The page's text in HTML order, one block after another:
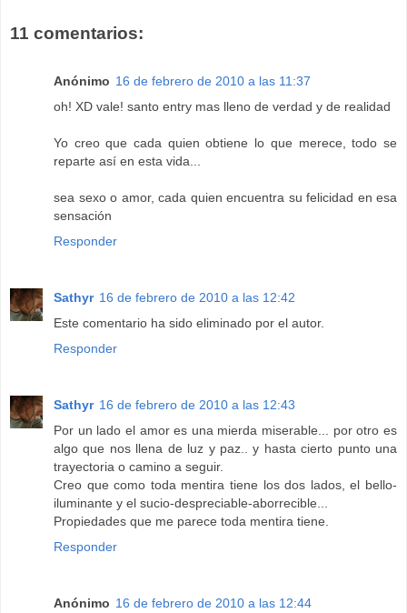
11 comentarios:
Anónimo 16 de febrero de 2010 a las 11:37
oh! XD vale! santo entry mas lleno de verdad y de realidad
Yo creo que cada quien obtiene lo que merece, todo se
reparte así en esta vida...
sea sexo o amor, cada quien encuentra su felicidad en esa
sensación
Responder
Sathyr 16 de febrero de 2010 a las 12:42
Este comentario ha sido eliminado por el autor.
Responder
Sathyr 16 de febrero de 2010 a las 12:43
Por un lado el amor es una mierda miserable... por otro es
algo que nos llena de luz y paz.. y hasta cierto punto una
trayectoria o camino a seguir.
Creo que como toda mentira tiene los dos lados, el bello-
iluminante y el sucio-despreciable-aborrecible...
Propiedades que me parece toda mentira tiene.
Responder
Anónimo 16 de febrero de 2010 a las 12:44